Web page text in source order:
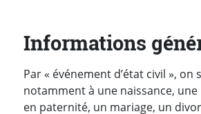
Informations
Par « événement d’état civil », on
notamment à une naissance,
en paternité, un mariage, un